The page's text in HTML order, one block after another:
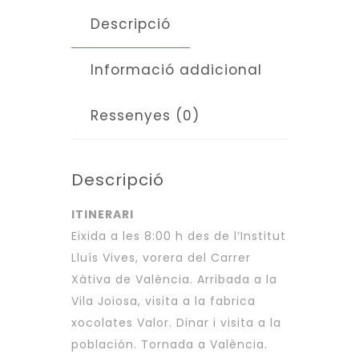
"CHOCOLATES
Descripció
Informació addicional
Ressenyes (0)
Descripció
ITINERARI
Eixida a les 8:00 h des de l’Institut
Lluís Vives, vorera del Carrer
Xàtiva de València. Arribada a la
Vila Joiosa, visita a la fabrica
xocolates Valor. Dinar i visita a la
población. Tornada a València.